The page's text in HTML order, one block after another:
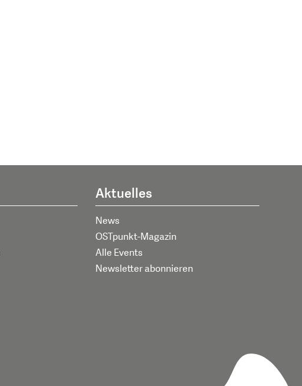
Aktuelles
News
OSTpunkt-Magazin
Alle Events
Newsletter abonnieren